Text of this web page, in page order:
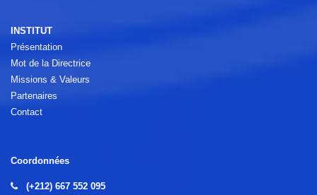
INSTITUT
Présentation
Mot de la Directrice
Missions & Valeurs
Partenaires
Contact
Coordonnées
(+212) 667 552 095